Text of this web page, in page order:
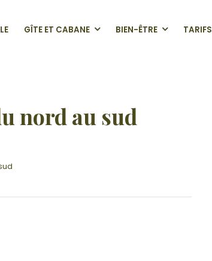
GÎTE ET CABANE BIEN-ÊTRE TARIFS
nord au sud